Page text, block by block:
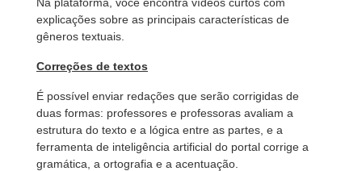
explicações sobre as principais características de
gêneros textuais.
Correções de textos
É possível enviar redações que serão corrigidas de
duas formas: professores e professoras avaliam a
estrutura do texto e a lógica entre as partes, e a
ferramenta de inteligência artificial do portal corrige a
gramática, a ortografia e a acentuação.